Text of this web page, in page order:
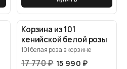
Корзина из 101
кенийской белой розы
101 белая роза в корзине
17 770₽ 15 990 ₽